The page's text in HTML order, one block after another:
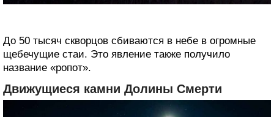
До 50 тысяч скворцов сбиваются в небе в ‎огромные
щебечущие стаи. Это явление также получило
название «ропот».‎
Движущиеся камни Долины Смерти